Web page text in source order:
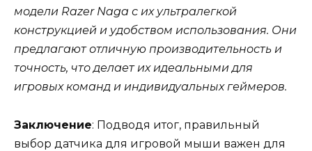
модели Razer Naga с их ультралегкой
конструкцией и удобством использования. Они
предлагают отличную производительность и
точность, что делает их идеальными для
игровых команд и индивидуальных геймеров.
Заключение: Подводя итог, правильный
выбор датчика для игровой мыши важен для